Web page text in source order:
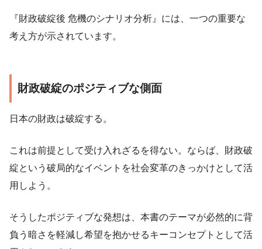
『財政破綻後 危機のシナリオ分析』には、一つの重要な
考え方が示されています。
財政破綻のポジティブな側面
日本の財政は破綻する。
これは前提として受け入れざるを得ない。ならば、財政破
綻という破局的なイベントを社会変革のきっかけとして活
用しよう。
そうしたポジティブな発想は、本書のテーマが必然的に背
負う暗さを軽減し希望を抱かせるキーコンセプトとして活